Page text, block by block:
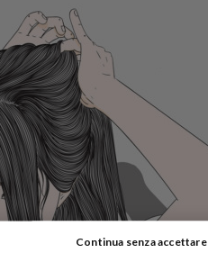
Continua senza accettare